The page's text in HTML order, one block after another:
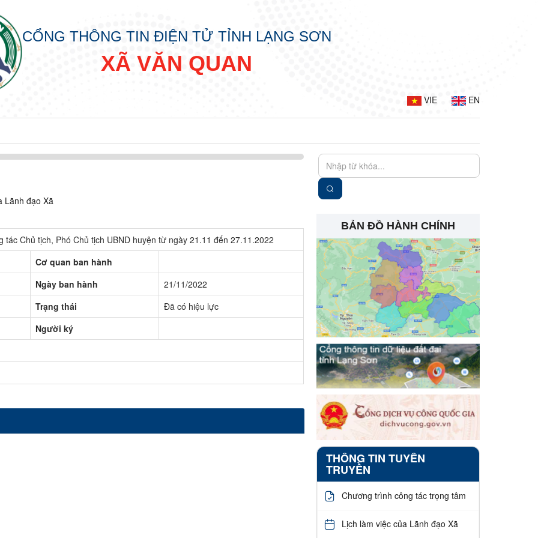
CỔNG THÔNG TIN ĐIỆN TỬ TỈNH LẠNG SƠN
XÃ VĂN QUAN
VIE EN
Lãnh đạo Xã
tác Chủ tịch, Phó Chủ tịch UBND huyện từ ngày 21.11 đến 27.11.2022
Cơ quan ban hành
Ngày ban hành
21/11/2022
Trạng thái
Đã có hiệu lực
Người ký
BẢN ĐỒ HÀNH CHÍNH
THÔNG TIN TUYÊN
TRUYỀN
Chương trình công tác trọng tâm
Lịch làm việc của Lãnh đạo Xã